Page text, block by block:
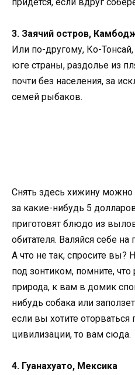
3. Заячий остров,
Или по-другому, Ко-
юге страны, раздолье из
почти без населения, за
семей рыбаков.
Снять здесь хижину
за какие-нибудь 5
приготовят блюдо из
обитателя. Валяйся себе на
А что не так, спросите вы?
под зонтиком, помните,
природа, к вам в домик
нибудь собака или
если вы хотите оторваться
цивилизации, то вам сюда.
4. Гуанахуато, Мексика